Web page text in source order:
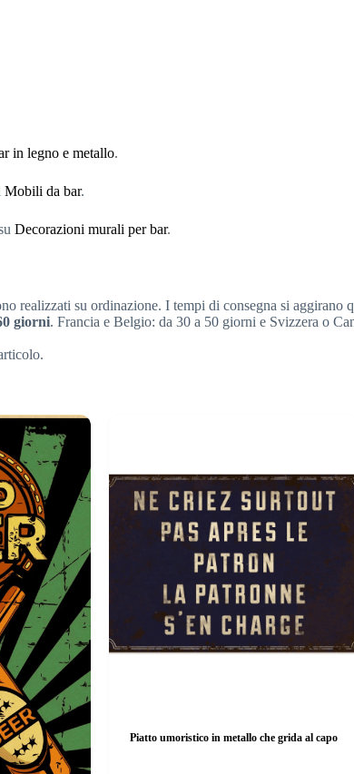
in legno e metallo.
Mobili da bar.
Decorazioni murali per bar.
realizzati su ordinazione. I tempi di consegna si
giorni. Francia e Belgio: da 30 a 50 giorni e Svizzera o
Piatto umoristico in metallo che grida al capo